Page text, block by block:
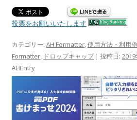
投票をお願いいたします
カテゴリー: AH Formatter,使用方法・利用例
Formatter, ドロップキャップ| 投稿日:
AHEntry